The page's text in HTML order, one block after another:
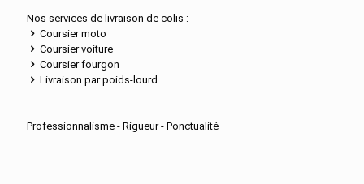
Nos services de livraison de colis :
Coursier moto
Coursier voiture
Coursier fourgon
Livraison par poids-lourd
Professionnalisme - Rigueur - Ponctualité